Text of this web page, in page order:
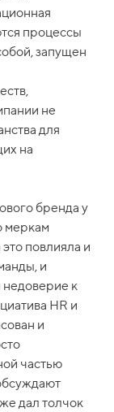
процессы
запущен
не
для
на
бренда у
меркам
повлияла и
и
недоверие к
HR и
и
частью
дал толчок